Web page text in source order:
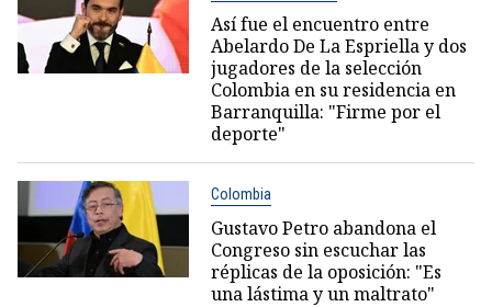
Así fue el encuentro entre
Abelardo De La Espriella y dos
jugadores de la selección
Colombia en su residencia en
Barranquilla: "Firme por el
deporte"
Colombia
Gustavo Petro abandona el
Congreso sin escuchar las
réplicas de la oposición: "Es
una lástima y un maltrato"